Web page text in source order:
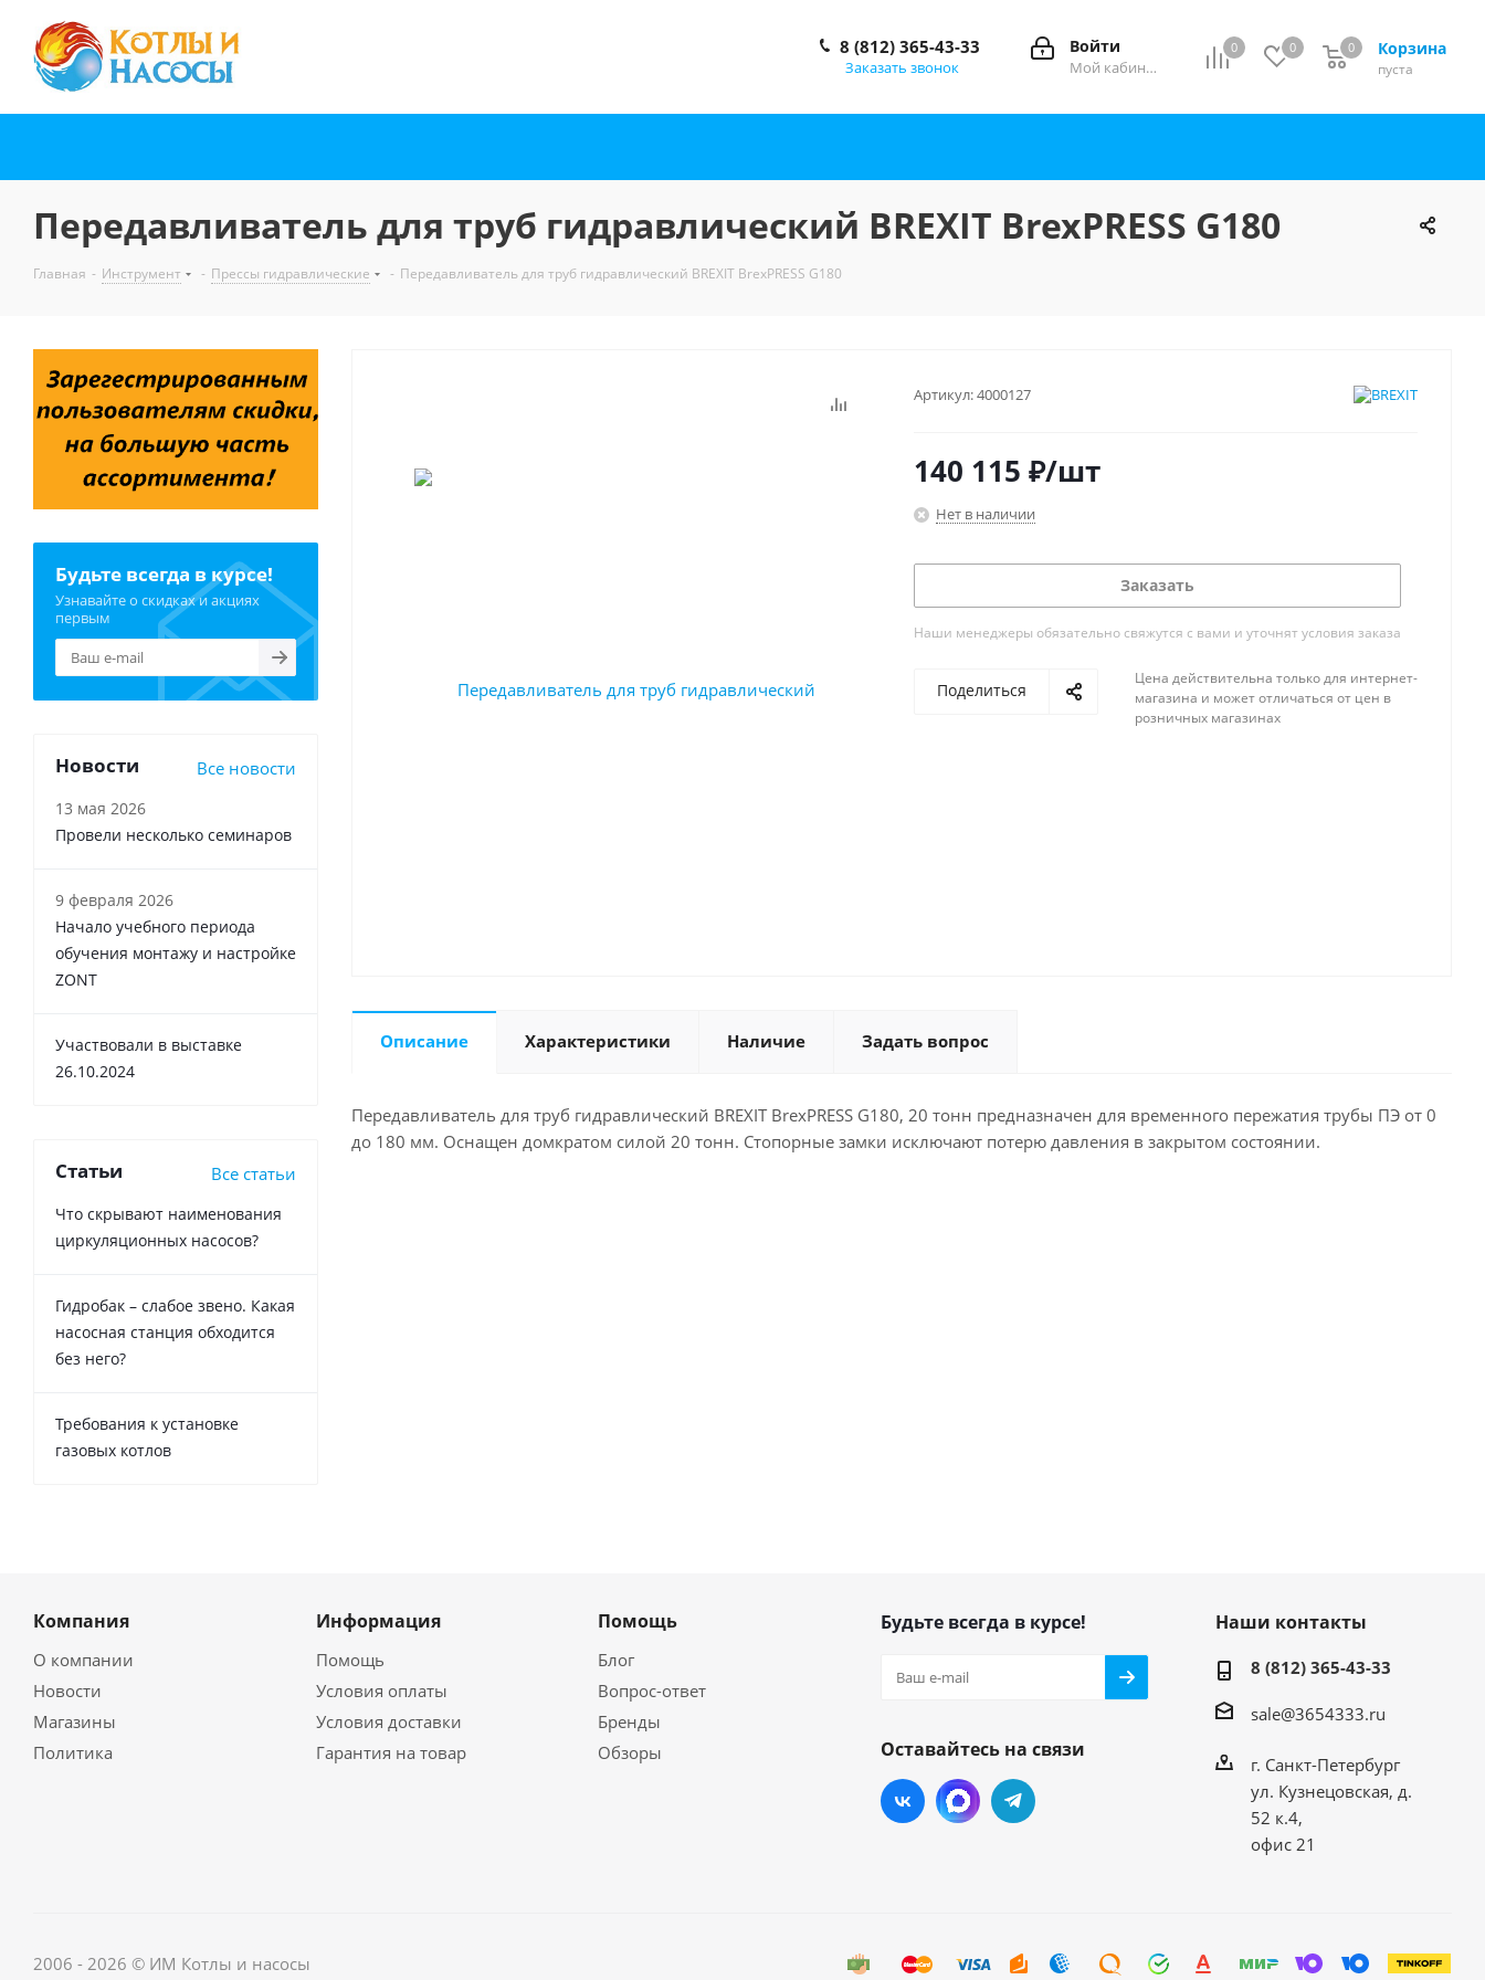
0 0 Корзина
0
пуста
0
Войти
Мой кабинет
8 (812) 365-43-33
Заказать звонок
Передавливатель для труб гидравлический BREXIT BrexPRESS G180
Главная - Инструмент - Прессы гидравлические - Передавливатель для труб гидравлический BREXIT BrexPRESS G180
Артикул:4000127
140 115 ₽/шт
Нет в наличии
Заказать
Наши менеджеры обязательно свяжутся с вами и уточнят условия заказа
Поделиться
Цена действительна только для интернет-
магазина и может отличаться от цен в
розничных магазинах
Описание Характеристики Наличие Задать вопрос
Передавливатель для труб гидравлический BREXIT BrexPRESS G180, 20 тонн предназначен для временного пережатия трубы ПЭ от 0
до 180 мм. Оснащен домкратом силой 20 тонн. Стопорные замки исключают потерю давления в закрытом состоянии.
Будьте всегда в курсе!
Узнавайте о скидках и акциях
первым
Новости Все новости
13 мая 2026
Провели несколько семинаров
9 февраля 2026
Начало учебного периода
обучения монтажу и настройке
ZONT
Участвовали в выставке
26.10.2024
Статьи Все статьи
Что скрывают наименования
циркуляционных насосов?
Гидробак – слабое звено. Какая
насосная станция обходится
без него?
Требования к установке
газовых котлов
Компания
О компании
Новости
Магазины
Политика
Информация
Помощь
Условия оплаты
Условия доставки
Гарантия на товар
Помощь
Блог
Вопрос-ответ
Бренды
Обзоры
Будьте всегда в курсе!
Оставайтесь на связи
Наши контакты
8 (812) 365-43-33
sale@3654333.ru
г. Санкт-Петербург
ул. Кузнецовская, д.
52 к.4,
офис 21
2006 - 2026 © ИМ Котлы и насосы